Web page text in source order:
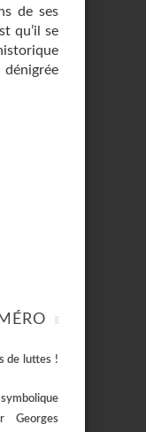
de ses
qu’il se
de luttes !
Georges